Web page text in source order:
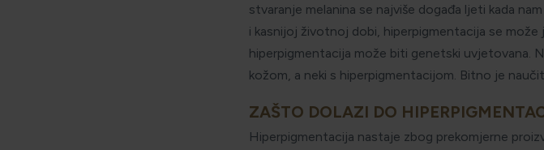
stvaranje melanina se najviše događa ljeti kada
i kasnijoj životnoj dobi, hiperpigmentacija se
hiperpigmentacija može biti genetski uvjetovana.
kožom, a neki s hiperpigmentacijom. Bitno je
ZAŠTO DOLAZI DO
Hiperpigmentacija nastaje zbog prekomjerne